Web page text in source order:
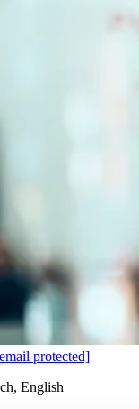
protected]
English